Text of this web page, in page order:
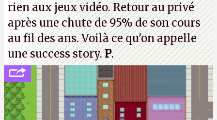
rien aux jeux vidéo. Retour au privé
après une chute de 95% de son cours
au fil des ans. Voilà ce qu'on appelle
une success story.P.